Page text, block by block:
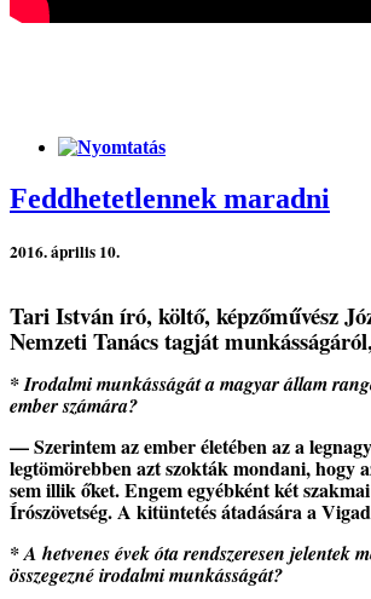
Feddhetetlennek maradni
2016. április 10.
Tari István író, költő, képzőművész
Nemzeti Tanács tagját
* Irodalmi munkásságát a magyar állam
ember számára?
— Szerintem az ember életében az a
legtömörebben azt szokták mondani,
sem illik őket. Engem egyébként két
Írószövetség. A kitüntetés átadására a
* A hetvenes évek óta rendszeresen jelentek
összegezné irodalmi munkásságát?